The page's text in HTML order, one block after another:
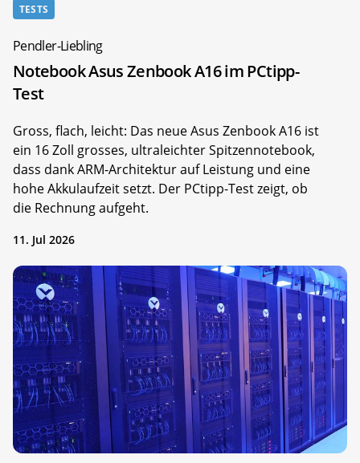
TESTS
Pendler-Liebling
Notebook Asus Zenbook A16 im PCtipp-
Test
Gross, flach, leicht: Das neue Asus Zenbook A16 ist
ein 16 Zoll grosses, ultraleichter Spitzennotebook,
dass dank ARM-Architektur auf Leistung und eine
hohe Akkulaufzeit setzt. Der PCtipp-Test zeigt, ob
die Rechnung aufgeht.
11. Jul 2026